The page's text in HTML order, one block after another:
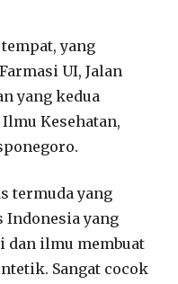
yang
UI, Jalan
yang kedua
Kesehatan,
termuda yang
Indonesia yang
dan ilmu membuat
Sangat cocok